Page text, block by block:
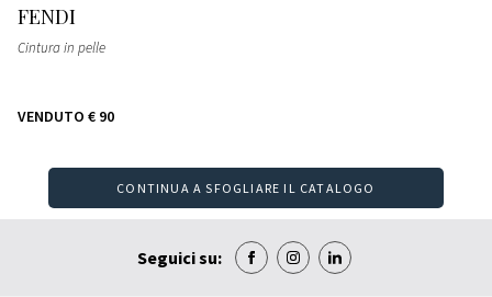
FENDI
Cintura in pelle
VENDUTO € 90
CONTINUA A SFOGLIARE IL CATALOGO
Seguici su: